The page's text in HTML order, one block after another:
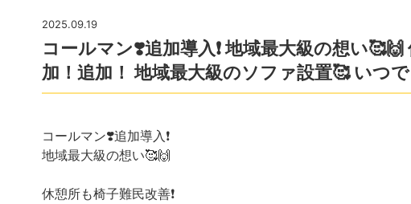
2025.09.19
コールマン❣️追加導入❗️ 地域最大級の想い
加！追加！ 地域最大級のソファ設置🥰 いつ
コールマン❣️追加導入❗️
地域最大級の想い🥰🙌
休憩所も椅子難民改善❗️